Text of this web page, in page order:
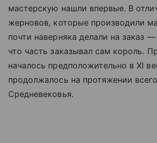
мастерскую нашли впервые. В
жерновов, которые производили
почти наверняка делали на заказ
что часть заказывал сам король.
началось предположительно в XI
продолжалось на протяжении всего
Средневековья.